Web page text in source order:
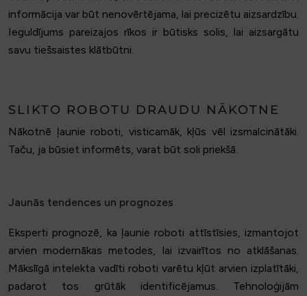
informācija var būt nenovērtējama, lai precizētu aizsardzību.
Ieguldījums pareizajos rīkos ir būtisks solis, lai aizsargātu
savu tiešsaistes klātbūtni.
SLIKTO ROBOTU DRAUDU NĀKOTNE
Nākotnē ļaunie roboti, visticamāk, kļūs vēl izsmalcinātāki.
Taču, ja būsiet informēts, varat būt soli priekšā.
Jaunās tendences un prognozes
Eksperti prognozē, ka ļaunie roboti attīstīsies, izmantojot
arvien modernākas metodes, lai izvairītos no atklāšanas.
Mākslīgā intelekta vadīti roboti varētu kļūt arvien izplatītāki,
padarot tos grūtāk identificējamus. Tehnoloģijām